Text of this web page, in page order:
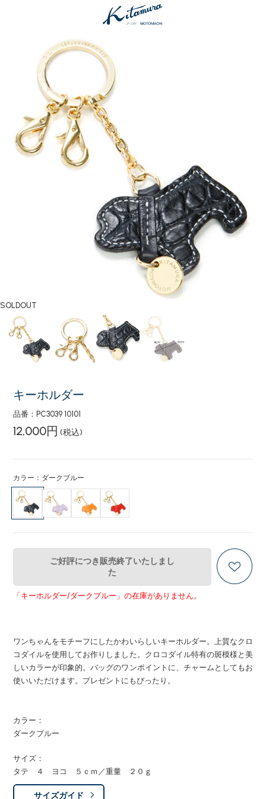
SOLDOUT
キーホルダー
品番：PC3039 10101
12,000円 (税込)
カラー：ダークブルー
ご好評につき販売終了いたしまし
た
「キーホルダー/ダークブルー」の在庫がありません。
ワンちゃんをモチーフにしたかわいらしいキーホルダー。上質なクロ
コダイルを使用してお作りしました。クロコダイル特有の斑模様と美
しいカラーが印象的。バッグのワンポイントに、チャームとしてもお
使いいただけます。プレゼントにもぴったり。
カラー：
ダークブルー
サイズ：
タテ ４ ヨコ ５ｃｍ／重量 ２０ｇ
サイズガイド